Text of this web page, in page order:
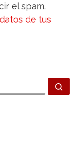
el spam.
de tus